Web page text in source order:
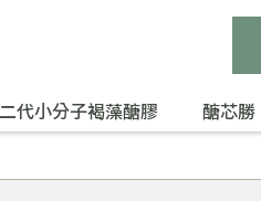
二代小分子褐藻醣膠 醣芯勝